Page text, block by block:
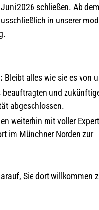
2026 schließen. Ab
in unserer
Bleibt alles wie sie es von
beauftragten und
abgeschlossen.
weiterhin mit voller
im Münchner Norden
Sie dort willkommen